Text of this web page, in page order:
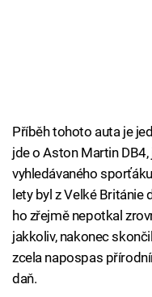
Příběh tohoto auta je
jde o Aston Martin
vyhledávaného
lety byl z Velké Británie
ho zřejmě nepotkal
jakkoliv, nakonec
zcela napospas
daň.